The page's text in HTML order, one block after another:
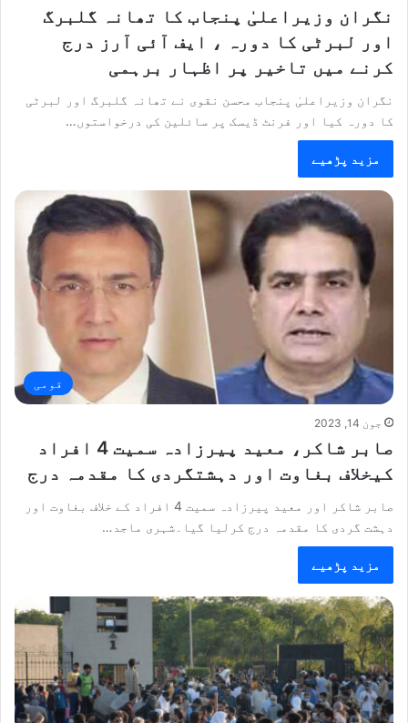
نگران وزیراعلیٰ پنجاب کا تھانہ گلبرگ
اور لبرٹی کا دورہ ، ایف آئی آرز درج
کرنے میں تاخیر پر اظہار برہمی
نگران وزیراعلیٰ پنجاب محسن نقوی نے تھانہ گلبرگ اور لبرٹی
کا دورہ کیا اور فرنٹ ڈیسک پر سائلین کی درخواستوں…
مزید پڑھیے
قومی
جون 14, 2023
صابر شاکر، معید پیرزادہ سمیت 4 افراد
کیخلاف بغاوت اور دہشتگردی کا مقدمہ درج
صابر شاکر اور معید پیرزادہ سمیت 4 افراد کے خلاف بغاوت اور
دہشت گردی کا مقدمہ درج کرلیا گیا۔شہری ماجد…
مزید پڑھیے